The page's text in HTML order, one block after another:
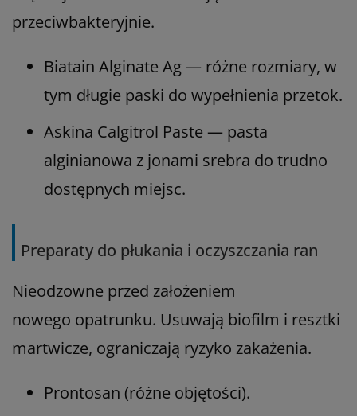
przeciwbakteryjnie.
Biatain Alginate Ag — różne rozmiary, w
tym długie paski do wypełnienia przetok.
Askina Calgitrol Paste — pasta
alginianowa z jonami srebra do trudno
dostępnych miejsc.
Preparaty do płukania i oczyszczania ran
Nieodzowne przed założeniem
nowego opatrunku. Usuwają biofilm i resztki
martwicze, ograniczają ryzyko zakażenia.
Prontosan (różne objętości).